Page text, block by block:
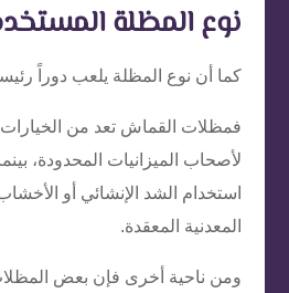
نوع المظلة
كما أن نوع المظلة يلعب دوراً
فمظلات القماش تعد من الخيارات
لأصحاب الميزانيات المحدودة،
استخدام الشد الإنشائي أو
المعدنية المعقدة.
ومن ناحية أخرى فإن بعض